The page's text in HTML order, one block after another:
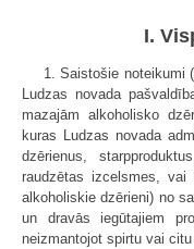
I.
1. Saistošie noteikumi
Ludzas novada
mazajām alkoholisko
kuras Ludzas novada
dzērienus,
raudzētas izcelsmes, vai
alkoholiskie dzērieni) no
un dravās iegūtajiem
neizmantojot spirtu vai